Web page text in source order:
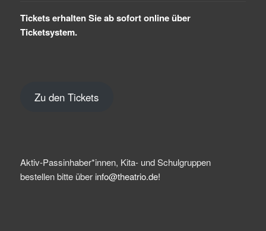
Tickets erhalten Sie ab sofort online über
Ticketsystem.
Zu den Tickets
Aktiv-Passinhaber*innen, Kita- und Schulgruppen
bestellen bitte über info@theatrio.de!